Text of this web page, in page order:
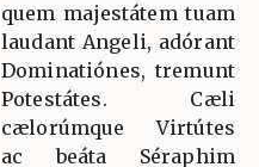
quem majestátem tuam
laudant Angeli, adórant
Dominatiónes, tremunt
Potestátes. Cæli
cælorúmque Virtútes
ac beáta Séraphim